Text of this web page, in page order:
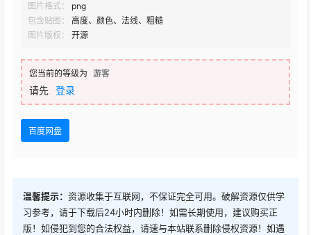
图片格式：
png
包含贴图：
高度、颜色、法线、粗糙
图片版权：
开源
您当前的等级为 游客
请先 登录
百度网盘
温馨提示： 资源收集于互联网，不保证完全可用。破解资源仅供学
习参考，请于下载后24小时内删除！如需长期使用，建议购买正
版！如侵犯到您的合法权益，请速与本站联系删除侵权资源！如遇